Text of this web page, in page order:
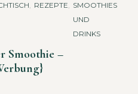
, REZEPTE, SMOOTHIES
UND
DRINKS
Smoothie –